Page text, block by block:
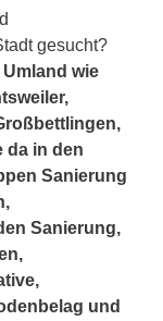
gesucht?
wie
da in den
Sanierung
Sanierung,
und